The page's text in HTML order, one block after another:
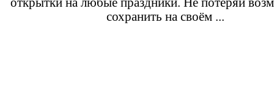
сохранить на своём ...